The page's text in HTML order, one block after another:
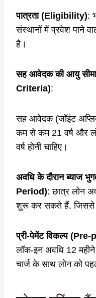
पात्रता (Eligibility):
संस्थानों में प्रवेश पाने
है।
सह आवेदक की आयु
Criteria):
सह आवेदक (जॉइंट
कम से कम 21 वर्ष और
वर्ष होनी चाहिए।
अवधि के दौरान ब्याज
Period): छात्र लोन
शुरू कर सकते हैं, जिससे
प्री-पेमेंट विकल्प
लॉक-इन अवधि 12
चार्ज के साथ लोन को